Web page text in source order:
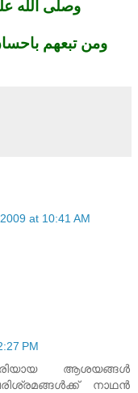
وصلى الله
ومن تبعهم
at 10:41 AM
PM
ആശയങ്ങള്‍
നാഥന്‍